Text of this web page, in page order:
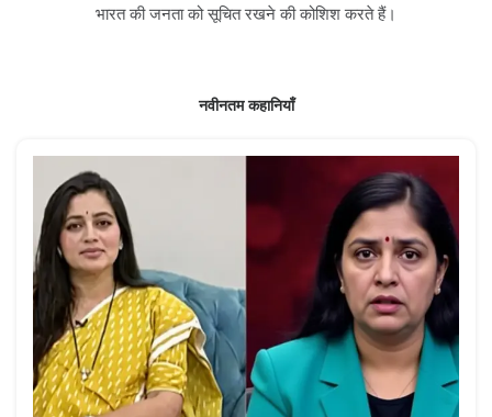
भारत की जनता को सूचित रखने की कोशिश करते हैं।
नवीनतम कहानियाँ